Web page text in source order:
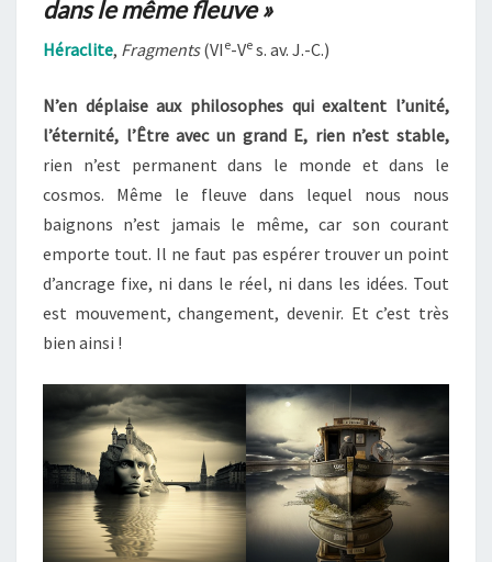
dans le même fleuve »
Héraclite, Fragments(VI e-Ve s. av. J.-C.)
N’en déplaise aux philosophes qui exaltent l’unité,
l’éternité, l’Être avec un grand E, rien n’est stable,
rien n’est permanent dans le monde et dans le
cosmos. Même le fleuve dans lequel nous nous
baignons n’est jamais le même, car son courant
emporte tout. Il ne faut pas espérer trouver un point
d’ancrage fixe, ni dans le réel, ni dans les idées. Tout
est mouvement, changement, devenir. Et c’est très
bien ainsi !